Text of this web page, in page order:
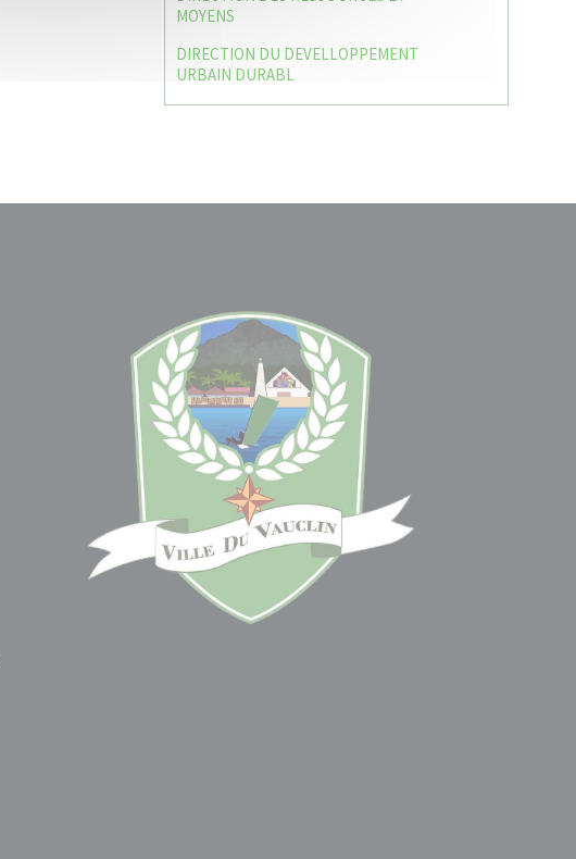
MOYENS
DIRECTION DU DEVELLOPPEMENT
URBAIN DURABL